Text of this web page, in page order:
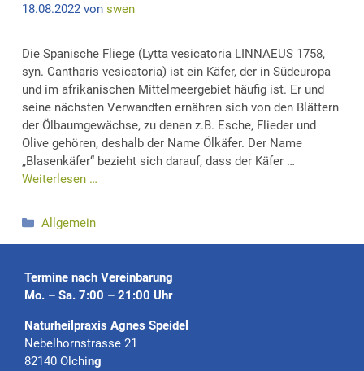
18.08.2022 von swen
Die Spanische Fliege (Lytta vesicatoria LINNAEUS 1758,
syn. Cantharis vesicatoria) ist ein Käfer, der in Südeuropa
und im afrikanischen Mittelmeergebiet häufig ist. Er und
seine nächsten Verwandten ernähren sich von den Blättern
der Ölbaumgewächse, zu denen z.B. Esche, Flieder und
Olive gehören, deshalb der Name Ölkäfer. Der Name
„Blasenkäfer“ bezieht sich darauf, dass der Käfer …
Weiterlesen …
Kategorien
Allgemein
Termine nach Vereinbarung
Mo. – Sa. 7:00 – 21:00 Uhr
Naturheilpraxis Agnes Speidel
Nebelhornstrasse 21
82140 Olching